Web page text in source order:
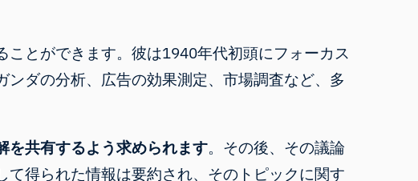
ことができます。彼は1940年代初頭にフォーカス
ダの分析、広告の効果測定、市場調査など、多
を共有するよう求められます。その後、その議論
て得られた情報は要約され、そのトピックに関す